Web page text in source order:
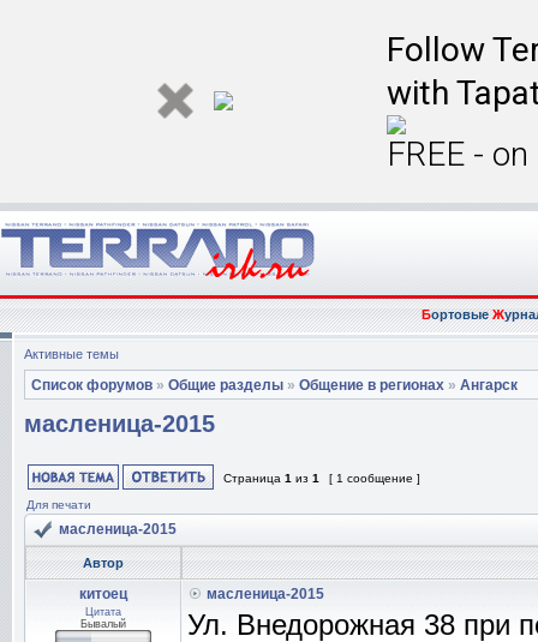
Follow
with
FREE -
БортовыеЖ
Активные темы
Список форумов » Общие разделы » Общение в регионах » Ангарск
масленица-2015
Страница 1 из 1
[ 1 сообщение ]
Для печати
масленица-2015
Автор
китоец
Цитата
Бывалый
масленица-2015
Ул. Внедорожная 38 при